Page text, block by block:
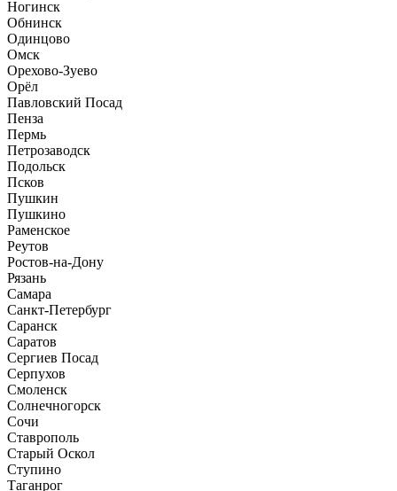
Ногинск
Обнинск
Одинцово
Омск
Орехово-Зуево
Орёл
Павловский Посад
Пенза
Пермь
Петрозаводск
Подольск
Псков
Пушкин
Пушкино
Раменское
Реутов
Ростов-на-Дону
Рязань
Самара
Санкт-Петербург
Саранск
Саратов
Сергиев Посад
Серпухов
Смоленск
Солнечногорск
Сочи
Ставрополь
Старый Оскол
Ступино
Таганрог